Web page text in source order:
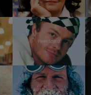
Pavel Šporcl
Kurt Diemberger